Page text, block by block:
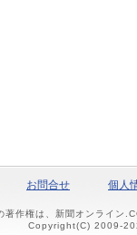
お問合せ 個人
作権は、新聞オンライン
Copyright(C) 2009-